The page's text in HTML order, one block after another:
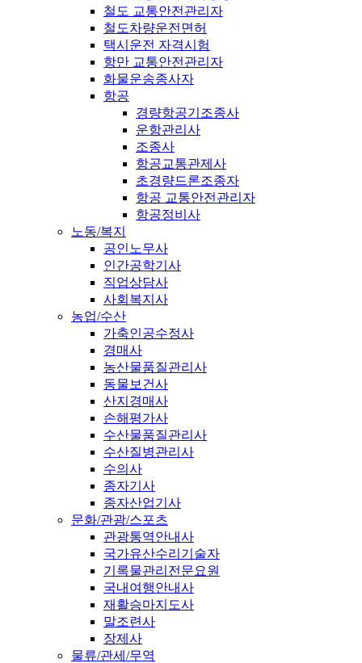
철도 교통안전관리자
철도차량운전면허
택시운전 자격시험
항만 교통안전관리자
화물운송종사자
항공
경량항공기조종사
운항관리사
조종사
항공교통관제사
초경량드론조종자
항공 교통안전관리자
항공정비사
노동/복지
공인노무사
인간공학기사
직업상담사
사회복지사
농업/수산
가축인공수정사
경매사
농산물품질관리사
동물보건사
산지경매사
손해평가사
수산물품질관리사
수산질병관리사
수의사
종자기사
종자산업기사
문화/관광/스포츠
관광통역안내사
국가유산수리기술자
기록물관리전문요원
국내여행안내사
재활승마지도사
말조련사
장제사
물류/관세/무역